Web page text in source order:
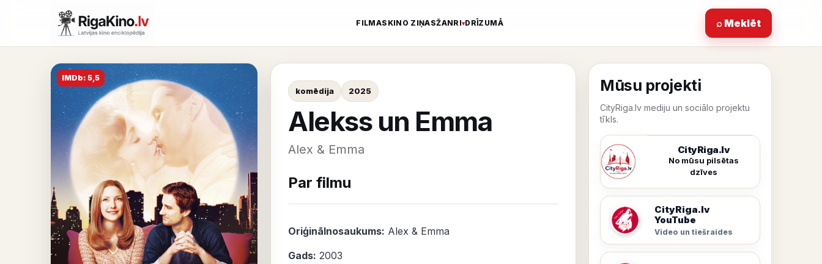
FILMAS KINO ZIŅASŽANRI DRĪZUMĀ ⌕ Meklēt
IMDb: 5,5
komēdija 2025
Alekss un Emma
Alex & Emma
Par filmu
Oriģinālnosaukums: Alex & Emma
Gads: 2003
Mūsu projekti
CityRiga.lv mediju un sociālo projektu
tīkls.
CityRiga.lv
No mūsu pilsētas
dzīves
CityRiga.lv
YouTube
Video un tiešraides